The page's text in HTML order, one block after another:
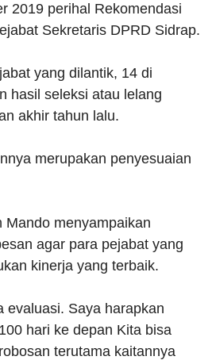
2019 perihal Rekomendasi
Sekretaris DPRD Sidrap.
yang dilantik, 14 di
hasil seleksi atau lelang
akhir tahun lalu.
merupakan penyesuaian
Mando menyampaikan
agar para pejabat yang
kinerja yang terbaik.
evaluasi. Saya harapkan
hari ke depan Kita bisa
terutama kaitannya